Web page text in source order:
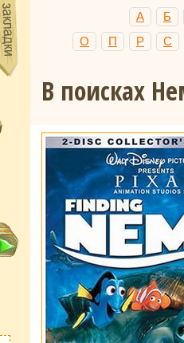
А
Б
О
П Р С
В поисках